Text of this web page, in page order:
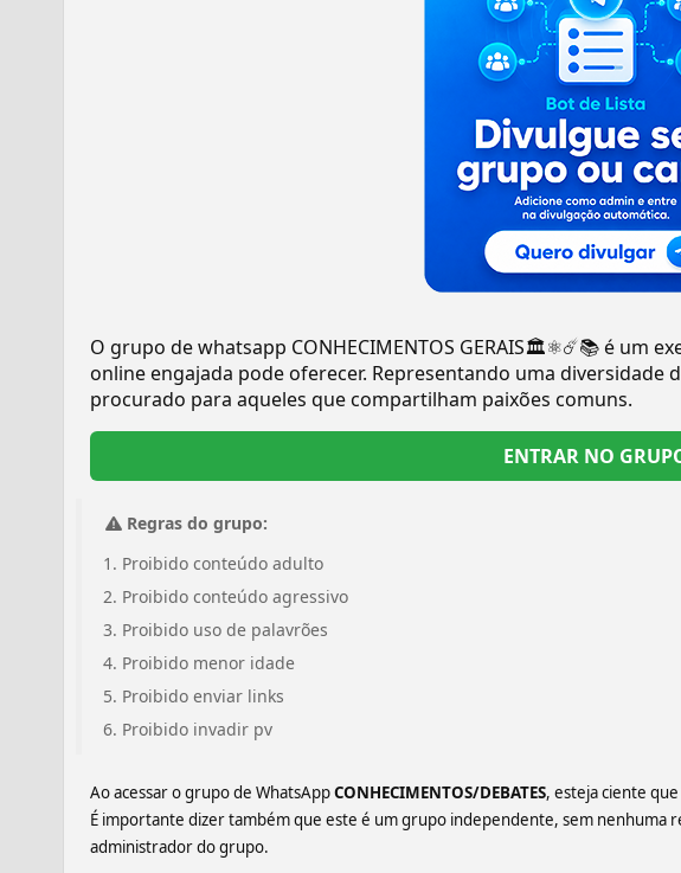
O grupo de whatsapp CONHECIMENTOS GERAIS🏛️⚛️☄️📚 é um
online engajada pode oferecer. Representando uma diversidade
procurado para aqueles que compartilham paixões comuns.
ENTRAR NO
Regras do grupo:
Proibido conteúdo adulto
Proibido conteúdo agressivo
Proibido uso de palavrões
Proibido menor idade
Proibido enviar links
Proibido invadir pv
Ao acessar o grupo de WhatsAppCONHECIMENTOS/DEBATES️️️, esteja ciente
É importante dizer também que este é um grupo independente, sem nenhuma
administrador do grupo.